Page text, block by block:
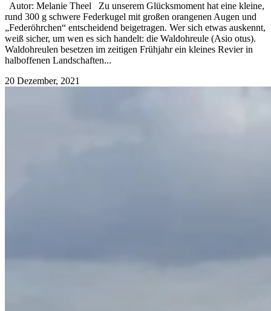
Autor: Melanie Theel Zu unserem Glücksmoment hat eine kleine,
rund 300 g schwere Federkugel mit großen orangenen Augen und
„Federöhrchen“ entscheidend beigetragen. Wer sich etwas auskennt,
weiß sicher, um wen es sich handelt: die Waldohreule (Asio otus).
Waldohreulen besetzen im zeitigen Frühjahr ein kleines Revier in
halboffenen Landschaften...
20 Dezember, 2021